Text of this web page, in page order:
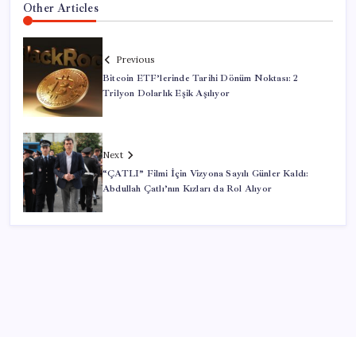
Other Articles
Previous
Bitcoin ETF’lerinde Tarihi Dönüm Noktası: 2
Trilyon Dolarlık Eşik Aşılıyor
Next
“ÇATLI” Filmi İçin Vizyona Sayılı Günler Kaldı:
Abdullah Çatlı’nın Kızları da Rol Alıyor